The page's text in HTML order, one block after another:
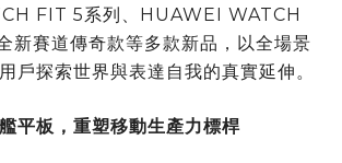
FIT 5系列、HUAWEI WATCH
賽道傳奇款等多款新品，以全場景
戶探索世界與表達自我的真實延伸。
平板，重塑移動生產力標桿